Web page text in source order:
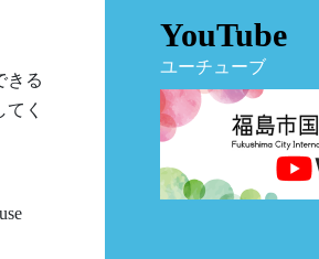
きる
く
YouTube
ユーチューブ